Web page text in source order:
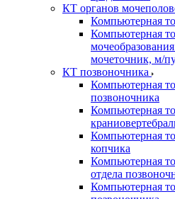
КТ органов
Компьютерная
Компьютерная
мочеточник, м/
КТ позвоночника
Компьютерная
позвоночника
Компьютерная
Компьютерная
копчика
Компьютерная
отдела
Компьютерная